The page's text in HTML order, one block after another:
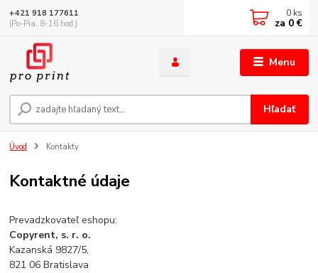
Menu
Hľadať
+421 918 177611
(Po-Pia, 8-16 hod.)
0 ks
za 0 €
Úvod Kontakty
Kontaktné údaje
Prevadzkovateľ eshopu:
Copyrent, s. r. o.
Kazanská 9827/5,
821 06 Bratislava